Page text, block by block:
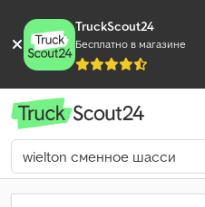
TruckScout24
Бесплатно в магазине